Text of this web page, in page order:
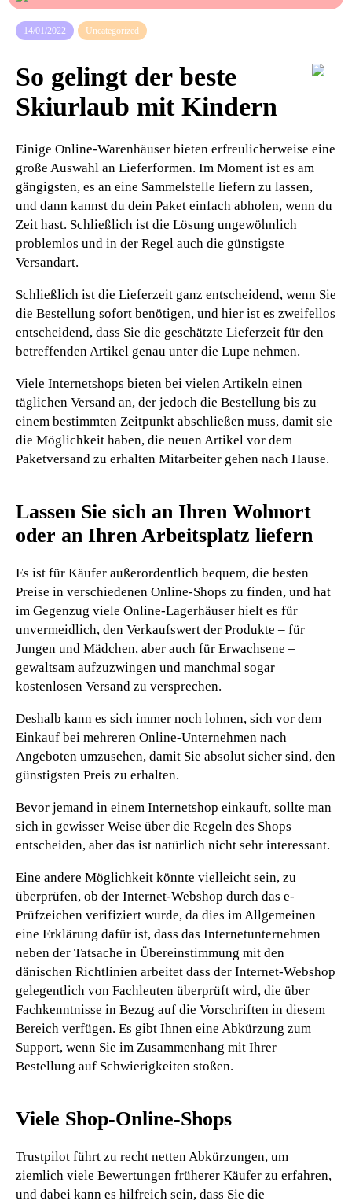
14/01/2022 Uncategorized
So gelingt der beste
Skiurlaub mit Kindern
Einige Online-Warenhäuser bieten erfreulicherweise eine
große Auswahl an Lieferformen. Im Moment ist es am
gängigsten, es an eine Sammelstelle liefern zu lassen,
und dann kannst du dein Paket einfach abholen, wenn du
Zeit hast. Schließlich ist die Lösung ungewöhnlich
problemlos und in der Regel auch die günstigste
Versandart.
Schließlich ist die Lieferzeit ganz entscheidend, wenn Sie
die Bestellung sofort benötigen, und hier ist es zweifellos
entscheidend, dass Sie die geschätzte Lieferzeit für den
betreffenden Artikel genau unter die Lupe nehmen.
Viele Internetshops bieten bei vielen Artikeln einen
täglichen Versand an, der jedoch die Bestellung bis zu
einem bestimmten Zeitpunkt abschließen muss, damit sie
die Möglichkeit haben, die neuen Artikel vor dem
Paketversand zu erhalten Mitarbeiter gehen nach Hause.
Lassen Sie sich an Ihren Wohnort
oder an Ihren Arbeitsplatz liefern
Es ist für Käufer außerordentlich bequem, die besten
Preise in verschiedenen Online-Shops zu finden, und hat
im Gegenzug viele Online-Lagerhäuser hielt es für
unvermeidlich, den Verkaufswert der Produkte – für
Jungen und Mädchen, aber auch für Erwachsene –
gewaltsam aufzuzwingen und manchmal sogar
kostenlosen Versand zu versprechen.
Deshalb kann es sich immer noch lohnen, sich vor dem
Einkauf bei mehreren Online-Unternehmen nach
Angeboten umzusehen, damit Sie absolut sicher sind, den
günstigsten Preis zu erhalten.
Bevor jemand in einem Internetshop einkauft, sollte man
sich in gewisser Weise über die Regeln des Shops
entscheiden, aber das ist natürlich nicht sehr interessant.
Eine andere Möglichkeit könnte vielleicht sein, zu
überprüfen, ob der Internet-Webshop durch das e-
Prüfzeichen verifiziert wurde, da dies im Allgemeinen
eine Erklärung dafür ist, dass das Internetunternehmen
neben der Tatsache in Übereinstimmung mit den
dänischen Richtlinien arbeitet dass der Internet-Webshop
gelegentlich von Fachleuten überprüft wird, die über
Fachkenntnisse in Bezug auf die Vorschriften in diesem
Bereich verfügen. Es gibt Ihnen eine Abkürzung zum
Support, wenn Sie im Zusammenhang mit Ihrer
Bestellung auf Schwierigkeiten stoßen.
Viele Shop-Online-Shops
Trustpilot führt zu recht netten Abkürzungen, um
ziemlich viele Bewertungen früherer Käufer zu erfahren,
und dabei kann es hilfreich sein, dass Sie die